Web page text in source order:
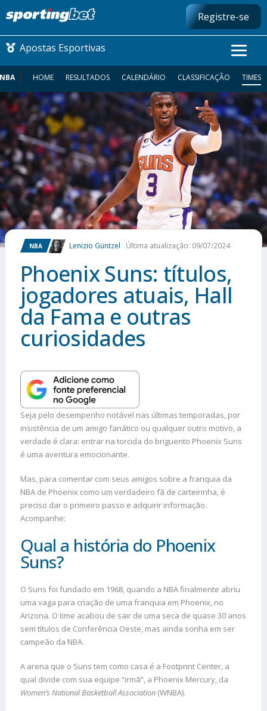
Registre-se
Apostas Esportivas
CONMEBOL LIBERTADORES
FUTEBOL NACIONAL
FUTEBOL INTERNACIONAL
COMO APOSTAR
MAIS ESPORTES
NBA HOME RESULTADOS CALENDÁRIO CLASSIFICAÇÃO TIMES
NBA Lenizio Güntzel Última atualização: 09/07/2024
Phoenix Suns: títulos,
jogadores atuais, Hall
da Fama e outras
curiosidades
Seja pelo desempenho notável nas últimas temporadas, por
insistência de um amigo fanático ou qualquer outro motivo, a
verdade é clara: entrar na torcida do briguento Phoenix Suns
é uma aventura emocionante.
Mas, para comentar com seus amigos sobre a franquia da
NBA de Phoenix como um verdadeiro fã de carteirinha, é
preciso dar o primeiro passo e adquirir informação.
Acompanhe:
Qual a história do Phoenix
Suns?
O Suns foi fundado em 1968, quando a NBA finalmente abriu
uma vaga para criação de uma franquia em Phoenix, no
Arizona. O time acabou de sair de uma seca de quase 30 anos
sem títulos de Conferência Oeste, mas ainda sonha em ser
campeão da NBA.
A arena que o Suns tem como casa é a Footprint Center, a
qual divide com sua equipe “irmã”, a Phoenix Mercury, da
Women’s National Basketball Association (WNBA).